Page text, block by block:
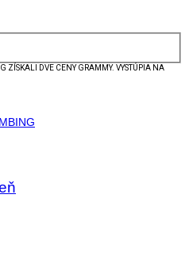
ZÍSKALI DVE CENY GRAMMY. VYSTÚPIA NA